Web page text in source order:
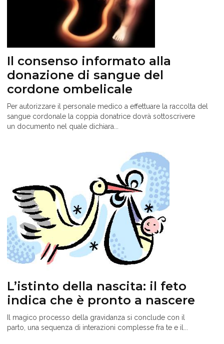
Il consenso informato alla
donazione di sangue del
cordone ombelicale
Per autorizzare il personale medico a effettuare la raccolta del
sangue cordonale la coppia donatrice dovrà sottoscrivere
un documento nel quale dichiara...
L’istinto della nascita: il feto
indica che è pronto a nascere
Il magico processo della gravidanza si conclude con il
parto, una sequenza di interazioni complesse fra te e il...